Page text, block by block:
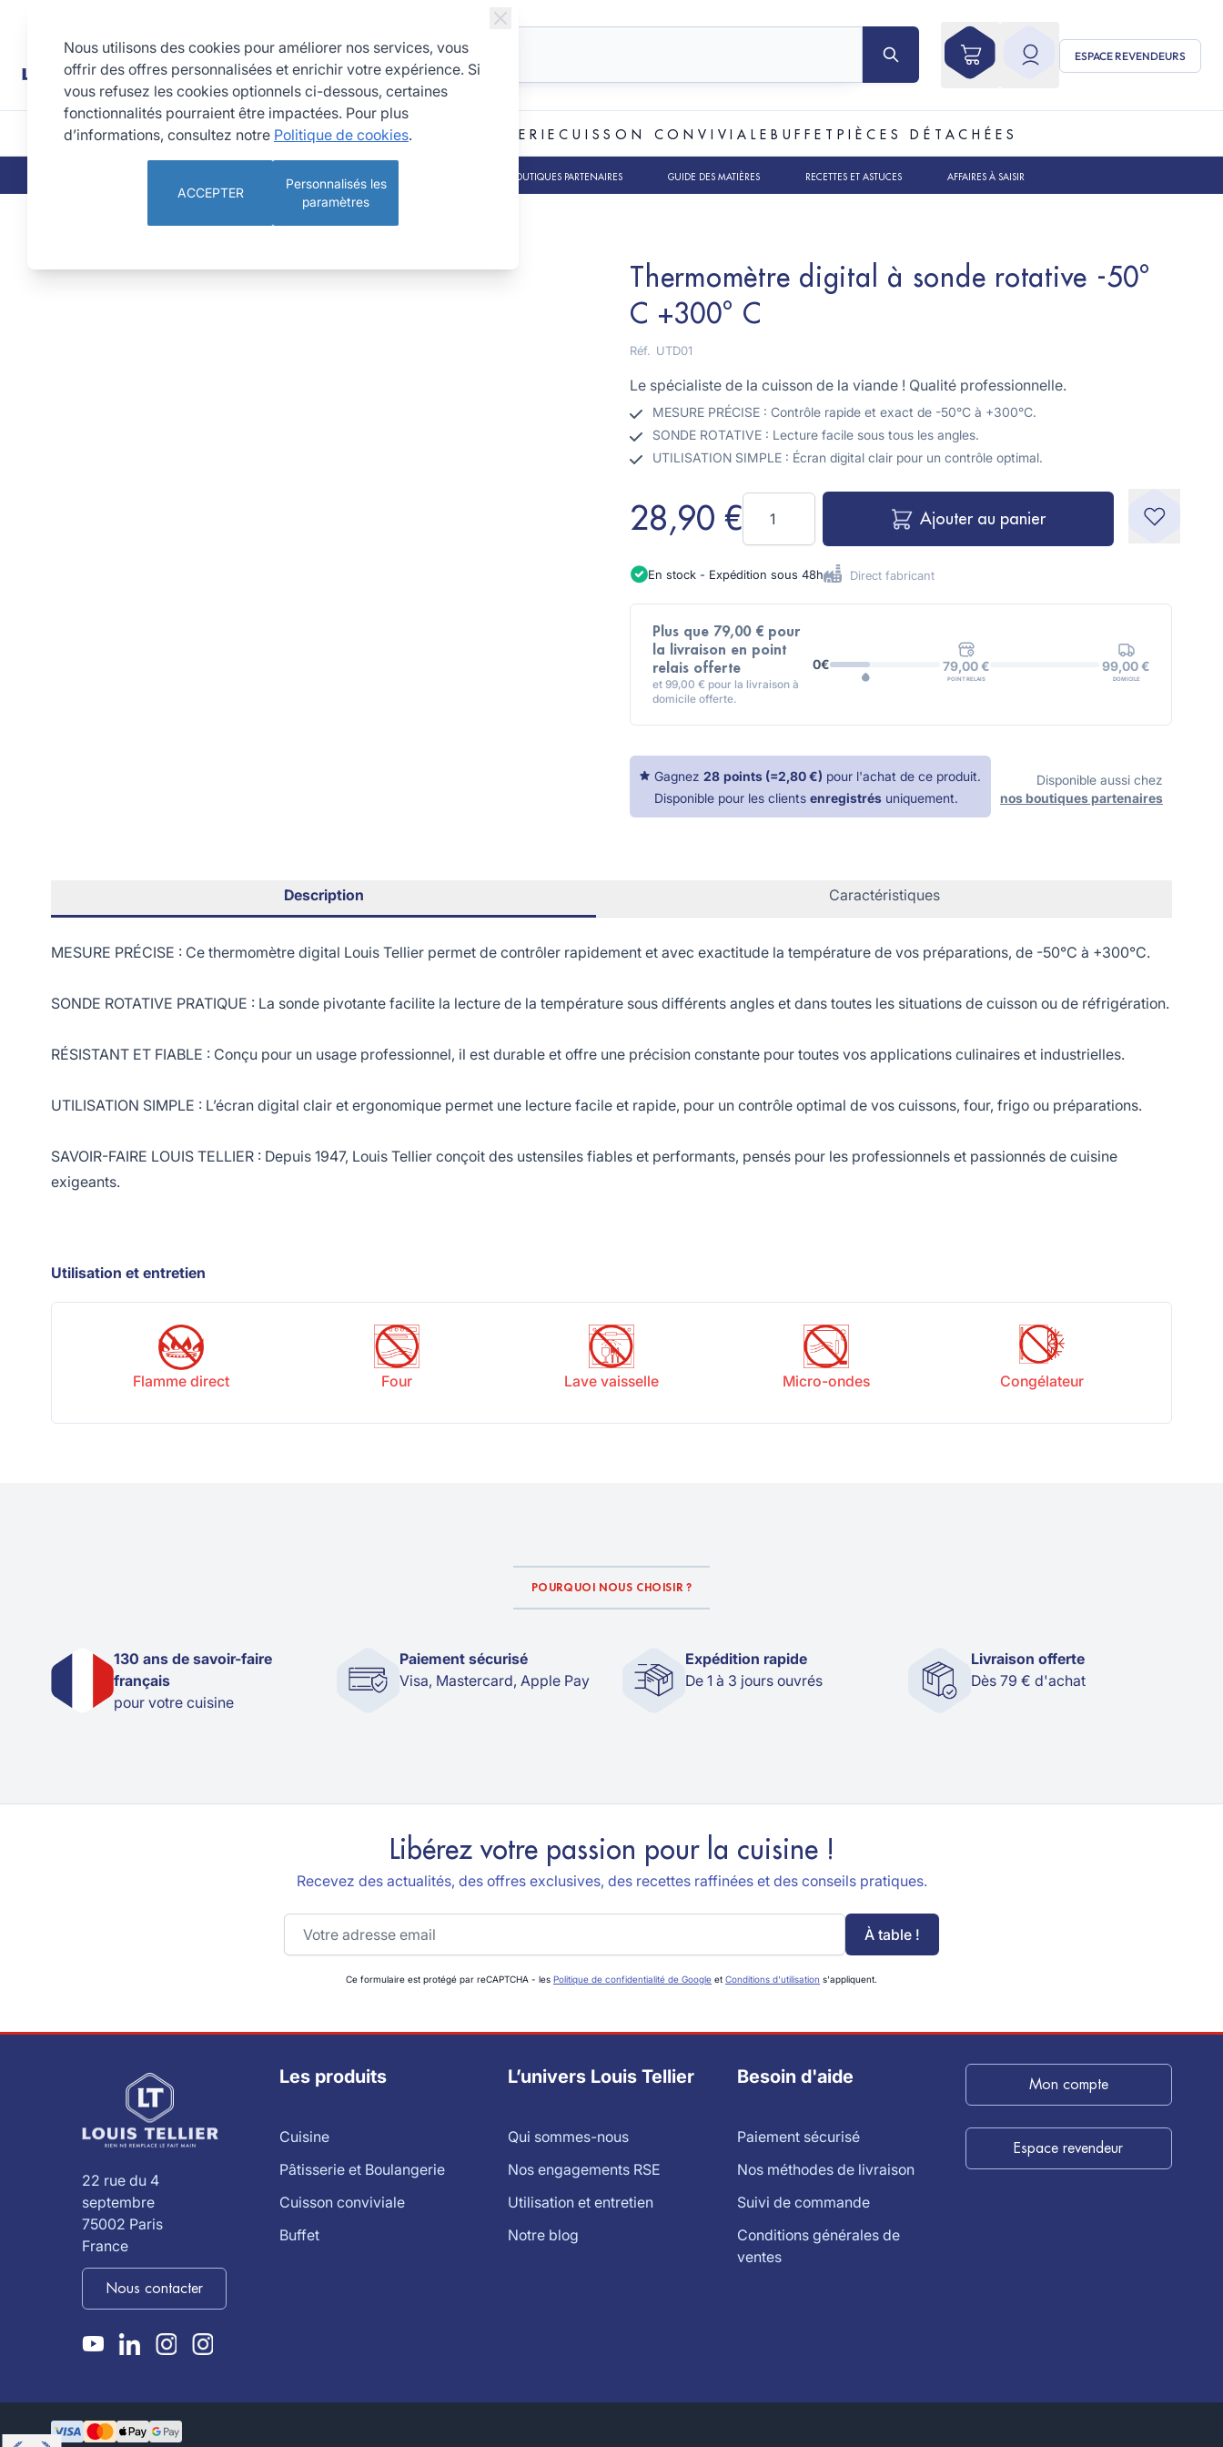
ESPACE REVENDEURS
CUISINEPÂTISSERIE ET BOULANGERIECUISSON CONVIVIALE BUFFET PIÈCES DÉTACHÉES
NOS ENGAGEMENTS RSE NOS BOUTIQUES PARTENAIRES GUIDE DES MATIÈRES RECETTES ET ASTUCES AFFAIRES À SAISIR
Thermomètre digital à sonde rotative -50°
C +300° C
Réf. UTD01
Le spécialiste de la cuisson de la viande ! Qualité professionnelle.
MESURE PRÉCISE : Contrôle rapide et exact de -50°C à +300°C.
SONDE ROTATIVE : Lecture facile sous tous les angles.
UTILISATION SIMPLE : Écran digital clair pour un contrôle optimal.
28,90 €Quantité
Ajouter au panier
En stock - Expédition sous 48h Direct fabricant
Plus que 79,00 € pour
la livraison en point
relais offerte
et 99,00 € pour la livraison à
domicile offerte.
0€ 79,00 €
POINT RELAIS
99,00 €
DOMICILE
Gagnez 28 points (=2,80 €) pour l'achat de ce produit.
Disponible pour les clients enregistrés uniquement.
Disponible aussi chez
nos boutiques partenaires
Description Caractéristiques
MESURE PRÉCISE : Ce thermomètre digital Louis Tellier permet de contrôler rapidement et avec exactitude la température de vos préparations, de -50°C à +300°C.
SONDE ROTATIVE PRATIQUE : La sonde pivotante facilite la lecture de la température sous différents angles et dans toutes les situations de cuisson ou de réfrigération.
RÉSISTANT ET FIABLE : Conçu pour un usage professionnel, il est durable et offre une précision constante pour toutes vos applications culinaires et industrielles.
UTILISATION SIMPLE : L’écran digital clair et ergonomique permet une lecture facile et rapide, pour un contrôle optimal de vos cuissons, four, frigo ou préparations.
SAVOIR-FAIRE LOUIS TELLIER : Depuis 1947, Louis Tellier conçoit des ustensiles fiables et performants, pensés pour les professionnels et passionnés de cuisine
exigeants.
Utilisation et entretien
Flamme direct Four Lave vaisselle Micro-ondes Congélateur
POURQUOI NOUS CHOISIR ?
130 ans de savoir-faire
français
pour votre cuisine
Paiement sécurisé
Visa, Mastercard, Apple Pay
Expédition rapide
De 1 à 3 jours ouvrés
Livraison offerte
Dès 79 € d'achat
Libérez votre passion pour la cuisine !
Recevez des actualités, des offres exclusives, des recettes raffinées et des conseils pratiques.
Adresse email
À table !
Ce formulaire est protégé par reCAPTCHA - les Politique de confidentialité de Google et Conditions d'utilisation s'appliquent.
22 rue du 4
septembre
75002 Paris
France
Nous contacter
Les produits
Cuisine
Pâtisserie et Boulangerie
Cuisson conviviale
Buffet
L’univers Louis Tellier
Qui sommes-nous
Nos engagements RSE
Utilisation et entretien
Notre blog
Besoin d'aide
Paiement sécurisé
Nos méthodes de livraison
Suivi de commande
Conditions générales de
ventes
Mon compte
Espace revendeur
Nous utilisons des cookies pour améliorer nos services, vous
offrir des offres personnalisées et enrichir votre expérience. Si
vous refusez les cookies optionnels ci-dessous, certaines
fonctionnalités pourraient être impactées. Pour plus
d’informations, consultez notre Politique de cookies.
ACCEPTER
Personnalisés les
paramètres